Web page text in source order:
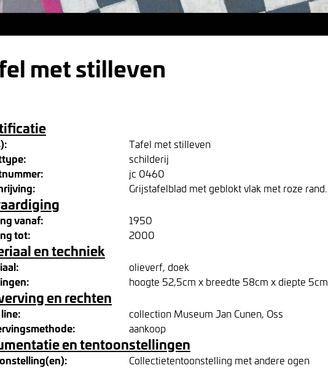
met stilleven
Tafel met stilleven
schilderij
jc 0460
Grijstafelblad met geblokt vlak met roze rand.
vanaf: 1950
tot: 2000
en techniek
olieverf, doek
hoogte 52,5cm x breedte 58cm x diepte 5cm
en rechten
collection Museum Jan Cunen, Oss
aankoop
en tentoonstellingen
Collectietentoonstelling met andere ogen